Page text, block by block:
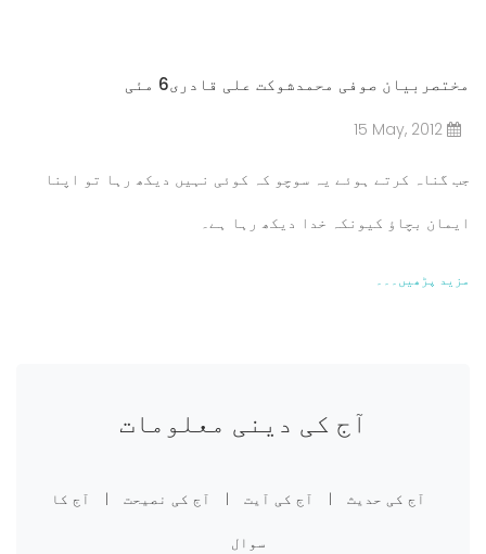
مختصربیان صوفی محمدشوکت علی قادری6 مئی
15 May, 2012
جب گناہ کرتے ہوئے یہ سوچو کہ کوئی نہیں دیکھ رہا تو اپنا
ایمان بچاؤ کیونکہ خدا دیکھ رہا ہے۔
مزید پڑھیں۔۔۔
آج کی دینی معلومات
آج کی حدیث | آج کی آیت | آج کی نصیحت | آج کا
سوال